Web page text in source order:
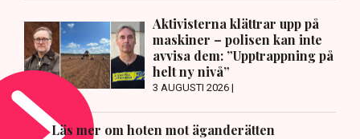
Aktivisterna klättrar upp på
maskiner – polisen kan inte
avvisa dem: ”Upptrappning på
helt ny nivå”
3 AUGUSTI 2026 |
Läs mer om hoten mot äganderätten